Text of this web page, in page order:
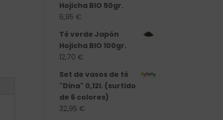
Hojicha BIO 50gr.
6,95 €
Té verde Japón
Hojicha BIO 100gr.
12,70 €
Set de vasos de té
"Dina" 0,12l. (surtido
de 6 colores)
32,95 €